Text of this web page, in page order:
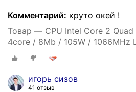
Комментарий: круто окей !
Товар — CPU Intel Core 2
4core / 8Mb / 105W / 1066MHz
игорь сизов
41 отзыв